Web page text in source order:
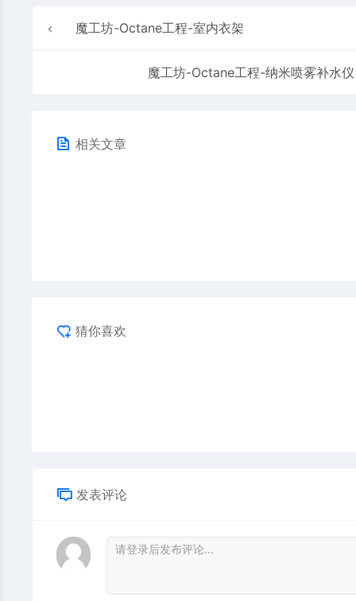
魔工坊-Octane工程-室内衣架
魔工坊-Octane工程-纳米喷雾补水仪
相关文章
猜你喜欢
发表评论